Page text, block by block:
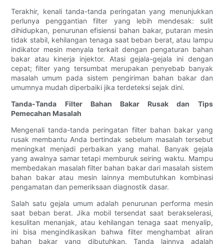
Terakhir, kenali tanda-tanda peringatan yang menunjukkan
perlunya penggantian filter yang lebih mendesak: sulit
dihidupkan, penurunan efisiensi bahan bakar, putaran mesin
tidak stabil, kehilangan tenaga saat beban berat, atau lampu
indikator mesin menyala terkait dengan pengaturan bahan
bakar atau kinerja injektor. Atasi gejala-gejala ini dengan
cepat; filter yang tersumbat merupakan penyebab banyak
masalah umum pada sistem pengiriman bahan bakar dan
umumnya mudah diperbaiki jika terdeteksi sejak dini.
Tanda-Tanda Filter Bahan Bakar Rusak dan Tips
Pemecahan Masalah
Mengenali tanda-tanda peringatan filter bahan bakar yang
rusak membantu Anda bertindak sebelum masalah tersebut
meningkat menjadi perbaikan yang mahal. Banyak gejala
yang awalnya samar tetapi memburuk seiring waktu. Mampu
membedakan masalah filter bahan bakar dari masalah sistem
bahan bakar atau mesin lainnya membutuhkan kombinasi
pengamatan dan pemeriksaan diagnostik dasar.
Salah satu gejala umum adalah penurunan performa mesin
saat beban berat. Jika mobil tersendat saat berakselerasi,
kesulitan menanjak, atau kehilangan tenaga saat menyalip,
ini bisa mengindikasikan bahwa filter menghambat aliran
bahan bakar yang dibutuhkan. Tanda lainnya adalah